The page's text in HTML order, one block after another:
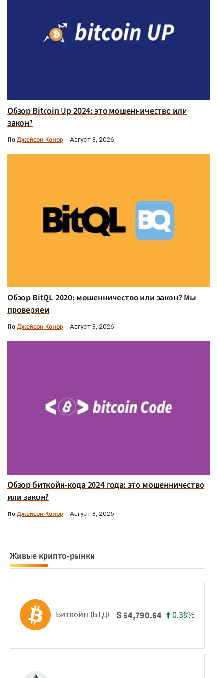
Обзор Bitcoin Up 2024: это мошенничество или
закон?
По Джейсон Конор Август 3, 2026
Обзор BitQL 2020: мошенничество или закон? Мы
проверяем
По Джейсон Конор Август 3, 2026
Обзор биткойн-кода 2024 года: это мошенничество
или закон?
По Джейсон Конор Август 3, 2026
Живые крипто-рынки
Биткойн (БТД) $64,790.64 0.38%